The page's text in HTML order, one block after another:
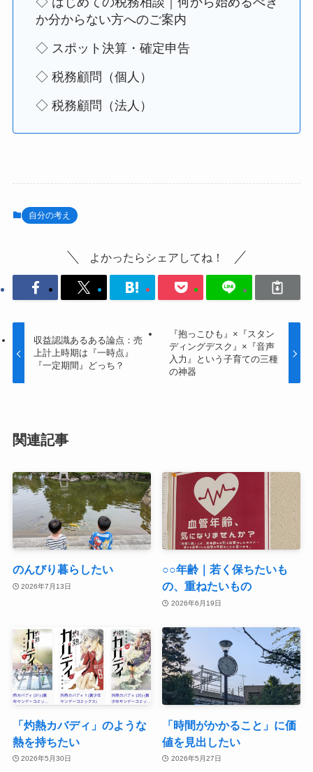
か分からない方へのご案内
◇ スポット決算・確定申告
◇ 税務顧問（個人）
◇ 税務顧問（法人）
自分の考え
よかったらシェアしてね！
収益認識あるある論点：売
上計上時期は『一時点』
『一定期間』どっち？
『抱っこひも』×『スタン
ディングデスク』×『音声
入力』という子育ての三種
の神器
関連記事
のんびり暮らしたい
2026年7月13日
○○年齢｜若く保ちたいも
の、重ねたいもの
2026年6月19日
「灼熱カバディ」のような
熱を持ちたい
2026年5月30日
「時間がかかること」に価
値を見出したい
2026年5月27日